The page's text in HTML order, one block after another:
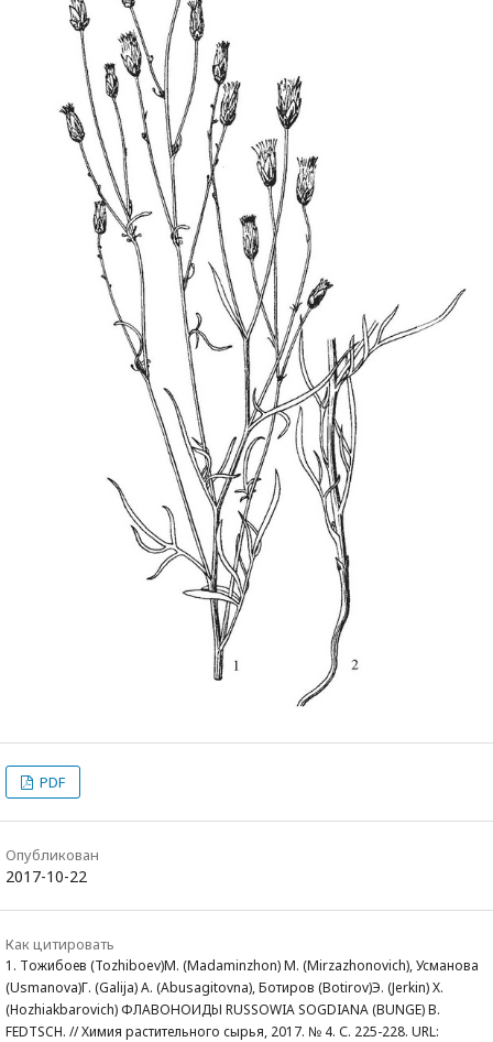
PDF
Опубликован
2017-10-22
Как цитировать
1. Тожибоев (Tozhiboev)М. (Madaminzhon) М. (Mirzazhonovich), Усманова
(Usmanova)Г. (Galija) А. (Abusagitovna), Ботиров (Botirov)Э. (Jerkin) Х.
(Hozhiakbarovich) ФЛАВОНОИДЫ RUSSOWIA SOGDIANA (BUNGE) B.
FEDTSCH. // Химия растительного сырья, 2017. № 4. С. 225-228. URL: